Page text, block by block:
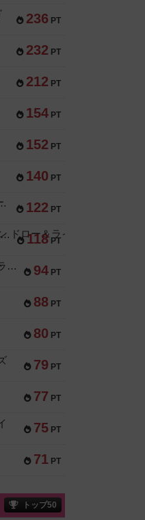
236 PT
232 PT
212 PT
154 PT
152 PT
140 PT
122 PT
モンスター
118 PT
ジャンヌ・ダルク-オルレアン ドロー＆ライト
94 PT
ファースト・イン・フライト
88 PT
80 PT
79 PT
77 PT
75 PT
71 PT
トップ50